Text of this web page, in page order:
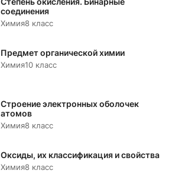
соединения
Химия8 класс
Предмет органической химии
Химия10 класс
Строение электронных оболочек
атомов
Химия8 класс
Оксиды, их классификация и свойства
Химия8 класс